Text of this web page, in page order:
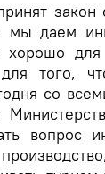
закон
мы даем
для
для того,
со
вопрос